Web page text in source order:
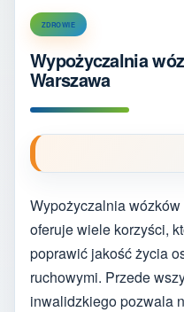
ZDROWIE
Wypożyczalnia
Warszawa
Wypożyczalnia
oferuje wiele korzyści,
poprawić jakość życia
ruchowymi. Przede
inwalidzkiego pozwala